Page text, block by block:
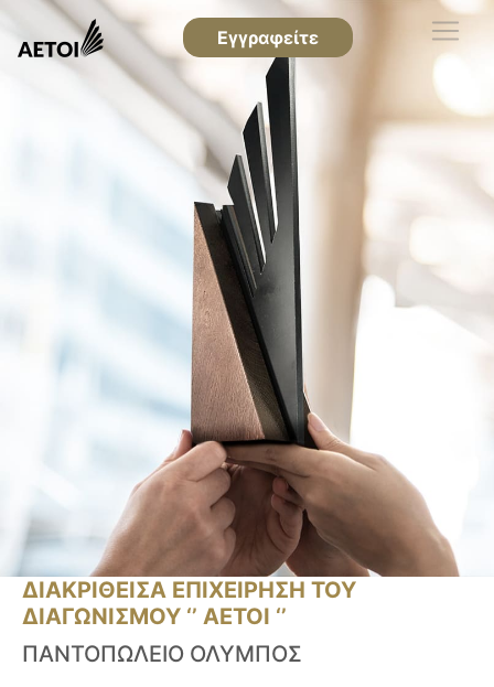
Εγγραφείτε
ΔΙΑΚΡΙΘΕΙΣΑ ΕΠΙΧΕΙΡΗΣΗ ΤΟΥ
ΔΙΑΓΩΝΙΣΜΟΥ ‘’ ΑΕΤΟΙ ‘’
ΠΑΝΤΟΠΩΛΕΙΟ ΟΛΥΜΠΟΣ